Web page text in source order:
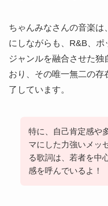
ちゃんみなさんの音楽は
にしながらも、R&B、
ジャンルを融合させた独
おり、その唯一無二の
了しています。
特に、自己肯定感や
マにした力強いメッ
る歌詞は、若者を中
感を呼んでいるよ！